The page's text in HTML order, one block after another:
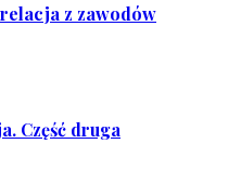
z zawodów
Część druga